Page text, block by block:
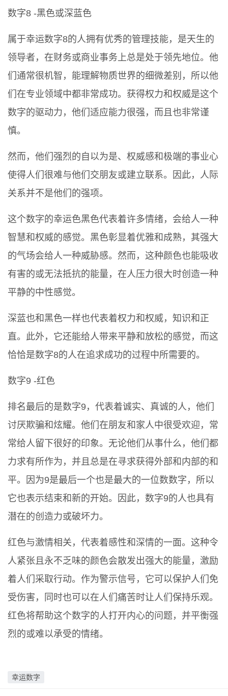
数字8 -黑色或深蓝色
属于幸运数字8的人拥有优秀的管理技能，是天生的
领导者，在财务或商业事务上总是处于领先地位。他
们通常很机智，能理解物质世界的细微差别，所以他
们在专业领域中都非常成功。获得权力和权威是这个
数字的驱动力，他们适应能力很强，而且也非常谨
慎。
然而，他们强烈的自以为是、权威感和极端的事业心
使得人们很难与他们交朋友或建立联系。因此，人际
关系并不是他们的强项。
这个数字的幸运色黑色代表着许多情绪，会给人一种
智慧和权威的感觉。黑色彰显着优雅和成熟，其强大
的气场会给人一种威胁感。然而，这种颜色也能吸收
有害的或无法抵抗的能量，在人压力很大时创造一种
平静的中性感觉。
深蓝也和黑色一样也代表着权力和权威，知识和正
直。此外，它还能给人带来平静和放松的感觉，而这
恰恰是数字8的人在追求成功的过程中所需要的。
数字9 -红色
排名最后的是数字9，代表着诚实、真诚的人，他们
讨厌欺骗和炫耀。他们在朋友和家人中很受欢迎，常
常给人留下很好的印象。无论他们从事什么，他们都
力求有所作为，并且总是在寻求获得外部和内部的和
平。因为9是最后一个也是最大的一位数数字，所以
它也表示结束和新的开始。因此，数字9的人也具有
潜在的创造力或破坏力。
红色与激情相关，代表着感性和深情的一面。这种令
人紧张且永不乏味的颜色会散发出强大的能量，激励
着人们采取行动。作为警示信号，它可以保护人们免
受伤害，同时也可以在人们痛苦时让人们保持乐观。
红色将帮助这个数字的人打开内心的问题，并平衡强
烈的或难以承受的情绪。
幸运数字